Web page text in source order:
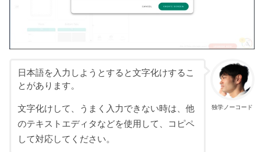
独学ノーコード
日本語を入力しようとすると文字化けするこ
とがあります。
文字化けして、うまく入力できない時は、他
のテキストエディタなどを使用して、コピペ
して対応してください。